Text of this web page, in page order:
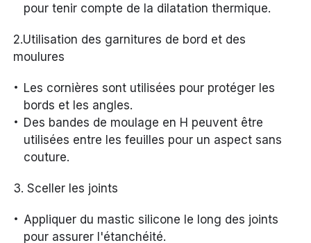
pour tenir compte de la dilatation thermique.
2.Utilisation des garnitures de bord et des
moulures
Les cornières sont utilisées pour protéger les
bords et les angles.
Des bandes de moulage en H peuvent être
utilisées entre les feuilles pour un aspect sans
couture.
3. Sceller les joints
Appliquer du mastic silicone le long des joints
pour assurer l'étanchéité.